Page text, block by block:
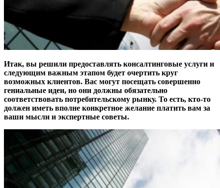
Итак, вы решили предоставлять консалтинговые услуги и
следующим важным этапом будет очертить круг
возможных клиентов. Вас могут посещать совершенно
гениальные идеи, но они должны обязательно
соответствовать потребительскому рынку. То есть, кто-то
должен иметь вполне конкретное желание платить вам за
ваши мысли и экспертные советы.